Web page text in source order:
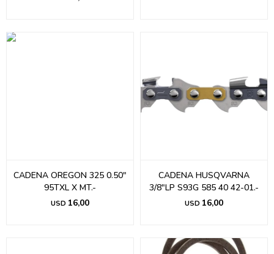
CADENA OREGON 325 0.50"
95TXL X MT.-
USD 16,00
CADENA HUSQVARNA
3/8"LP S93G 585 40 42-01.-
USD 16,00